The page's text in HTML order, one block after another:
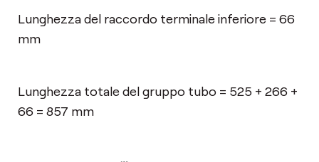
Lunghezza del raccordo terminale inferiore = 66
mm
Lunghezza totale del gruppo tubo = 525 + 266 +
66 = 857 mm